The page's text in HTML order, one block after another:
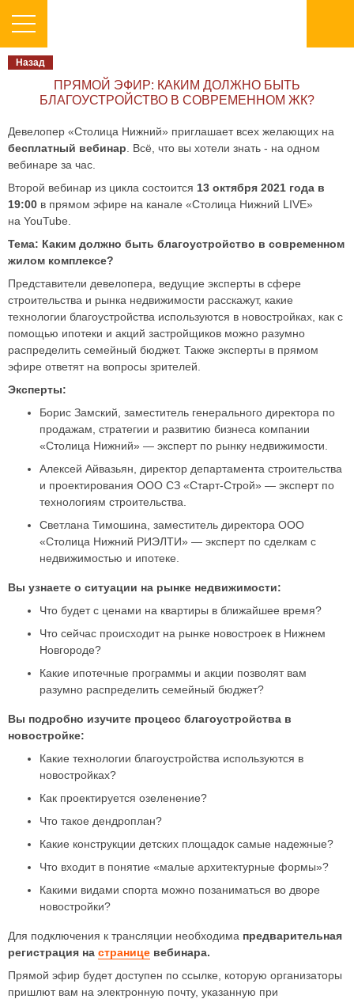
Назад
ПРЯМОЙ ЭФИР: КАКИМ ДОЛЖНО БЫТЬ
БЛАГОУСТРОЙСТВО В СОВРЕМЕННОМ ЖК?
Девелопер «Столица Нижний» приглашает всех желающих на
бесплатный вебинар . Всё, что вы хотели знать - на одном
вебинаре за час.
Второй вебинар из цикла состоится 13 октября 2021 года в
19:00 в прямом эфире на канале «Столица Нижний LIVE»
на YouTube.
Тема: Каким должно быть благоустройство в современном
жилом комплексе?
Представители девелопера, ведущие эксперты в сфере
строительства и рынка недвижимости расскажут, какие
технологии благоустройства используются в новостройках, как с
помощью ипотеки и акций застройщиков можно разумно
распределить семейный бюджет. Также эксперты в прямом
эфире ответят на вопросы зрителей.
Эксперты:
Борис Замский, заместитель генерального директора по
продажам, стратегии и развитию бизнеса компании
«Столица Нижний» — эксперт по рынку недвижимости.
Алексей Айвазьян, директор департамента строительства
и проектирования ООО СЗ «Старт-Строй» — эксперт по
технологиям строительства.
Светлана Тимошина, заместитель директора ООО
«Столица Нижний РИЭЛТИ» — эксперт по сделкам с
недвижимостью и ипотеке.
Вы узнаете о ситуации на рынке недвижимости:
Что будет с ценами на квартиры в ближайшее время?
Что сейчас происходит на рынке новостроек в Нижнем
Новгороде?
Какие ипотечные программы и акции позволят вам
разумно распределить семейный бюджет?
Вы подробно изучите процесс благоустройства в
новостройке:
Какие технологии благоустройства используются в
новостройках?
Как проектируется озеленение?
Что такое дендроплан?
Какие конструкции детских площадок самые надежные?
Что входит в понятие «малые архитектурные формы»?
Какими видами спорта можно позаниматься во дворе
новостройки?
Для подключения к трансляции необходима предварительная
регистрация на странице вебинара.
Прямой эфир будет доступен по ссылке, которую организаторы
пришлют вам на электронную почту, указанную при